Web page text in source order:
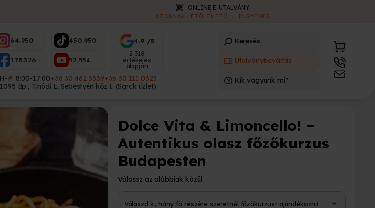
SZEMÉLYES ÁTVÉTEL
1095 BP., TINÓDI L. SEBESTYÉN KÖZ 1. | H-P: 8:00-17:00
64.950
178.376
450.950
52.554
4.9 /5
2 318
értékelés
alapján
H-P: 8:00-17:00+36 30 462 3539+36 30 111 0323
1095 Bp., Tinódi L. Sebestyén köz 1. (Sarok üzlet)
Keresés
Utalványbeváltás
Kik vagyunk mi?
Dolce Vita & Limoncello! –
Autentikus olasz főzőkurzus
Budapesten
Válassz az alábbiak közül
Válaszd ki, hány fő részére szeretnél főzőkurzust ajándékozni!